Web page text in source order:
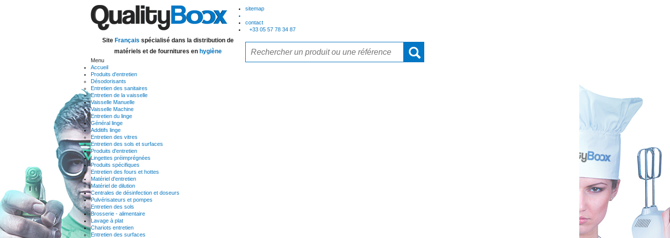
Site Français spécialisé dans la distribution de
matériels et de fournitures en hygiène
sitemap
contact
+33 05 57 78 34 87
Menu
Accueil
Produits d'entretien
Désodorisants
Entretien des sanitaires
Entretien de la vaisselle
Vaisselle Manuelle
Vaisselle Machine
Entretien du linge
Général linge
Additifs linge
Entretien des vitres
Entretien des sols et surfaces
Produits d'entretien
Lingettes préimprégnées
Produits spécifiques
Entretien des fours et hottes
Matériel d'entretien
Matériel de dilution
Centrales de désinfection et doseurs
Pulvérisateurs et pompes
Entretien des sols
Brosserie - alimentaire
Lavage à plat
Chariots entretien
Entretien des surfaces